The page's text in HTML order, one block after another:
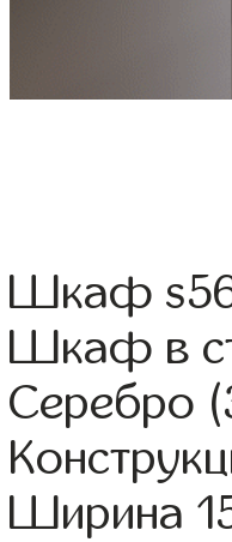
Шкаф
Шкаф в
Серебро
Ширина